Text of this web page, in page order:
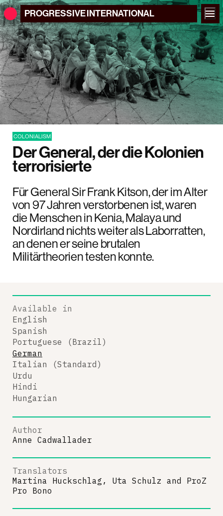
PROGRESSIVEINTERNATIONAL
COLONIALISM
Der General, der die Kolonien
terrorisierte
Für General Sir Frank Kitson, der im Alter
von 97 Jahren verstorbenen ist, waren
die Menschen in Kenia, Malaya und
Nordirland nichts weiter als Laborratten,
an denen er seine brutalen
Militärtheorien testen konnte.
Available in
English
Spanish
Portuguese (Brazil)
German
Italian (Standard)
Urdu
Hindi
Hungarian
Author
Anne Cadwallader
Translators
Martina Huckschlag, Uta Schulz and ProZ
Pro Bono